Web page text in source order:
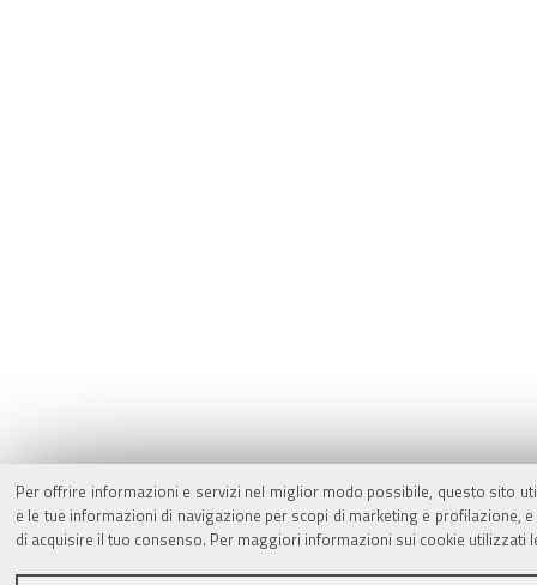
Per offrire informazioni e servizi nel miglior modo possibile, questo sito
e le tue informazioni di navigazione per scopi di marketing e
di acquisire il tuo consenso. Per maggiori informazioni sui cookie utilizzati